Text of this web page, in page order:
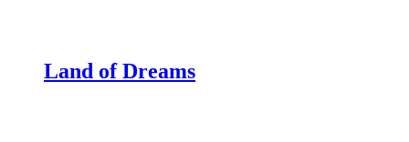
Land of Dreams